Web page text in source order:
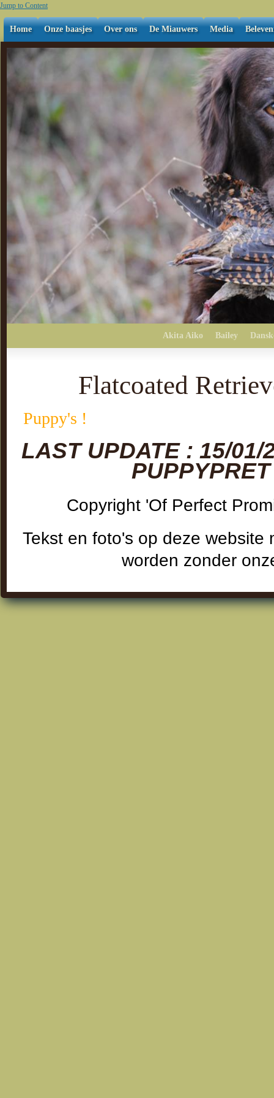
Jump to Content
Home Onze baasjes Over ons De Miauwers Media
Akita Aiko Bailey
Flatcoated
Puppy's !
LAST UPDATE : 15/
Copyright 'Of Perfect
Tekst en foto's op deze
worden zonder